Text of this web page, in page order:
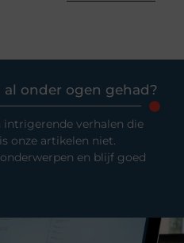
al onder ogen gehad?
intrigerende verhalen die
onze artikelen niet.
en blijf goed